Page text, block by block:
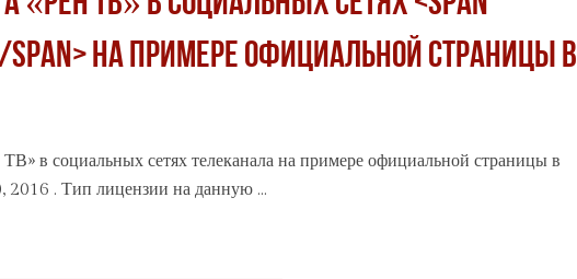
на примере официальной страницы в
в социальных сетях телеканала на примере официальной страницы в
2016 . Тип лицензии на данную ...